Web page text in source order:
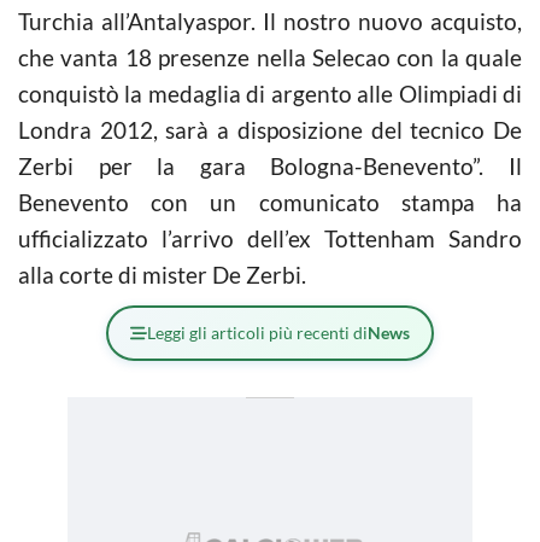
Turchia all’Antalyaspor. Il nostro nuovo acquisto,
che vanta 18 presenze nella Selecao con la quale
conquistò la medaglia di argento alle Olimpiadi di
Londra 2012, sarà a disposizione del tecnico De
Zerbi per la gara Bologna-Benevento”. Il
Benevento con un comunicato stampa ha
ufficializzato l’arrivo dell’ex Tottenham Sandro
alla corte di mister De Zerbi.
Leggi gli articoli più recenti diNews